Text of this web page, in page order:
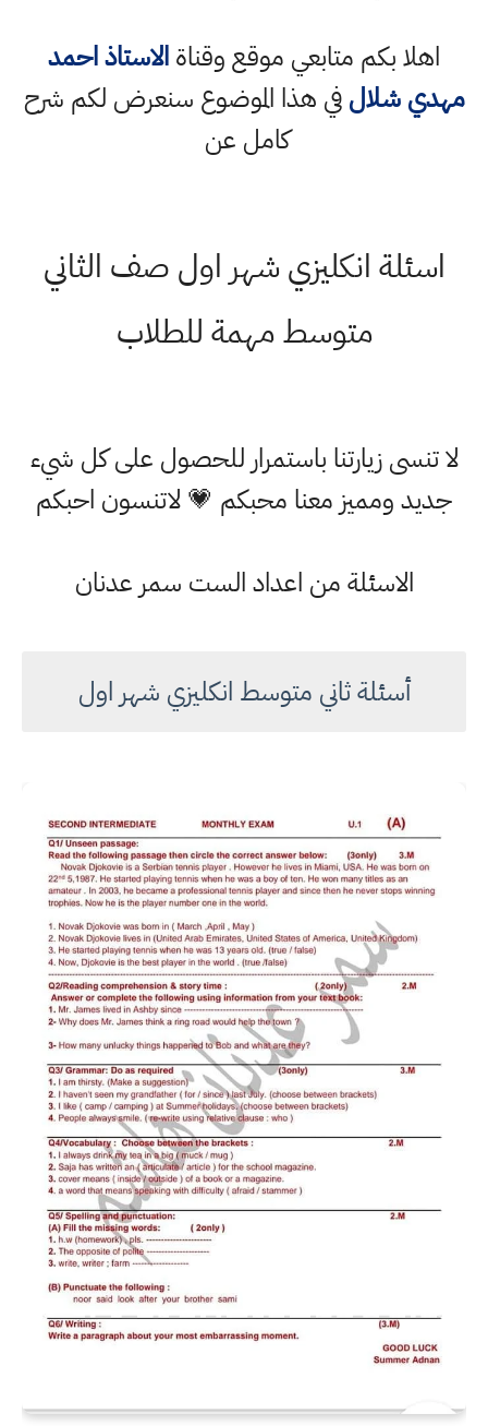
اهلا بكم متابعي موقع وقناةالاستاذ احمد
مهدي شلالفي هذا الموضوع سنعرض لكم شرح
كامل عن
اسئلة انكليزي شهر اول صف الثاني
متوسط مهمة للطلاب
لا تنسى زيارتنا باستمرار للحصول على كل شيء
جديد ومميز معنا محبكم 💗 لاتنسون احبكم
الاسئلة من اعداد الست سمر عدنان
أسئلة ثاني متوسط انكليزي شهر اول